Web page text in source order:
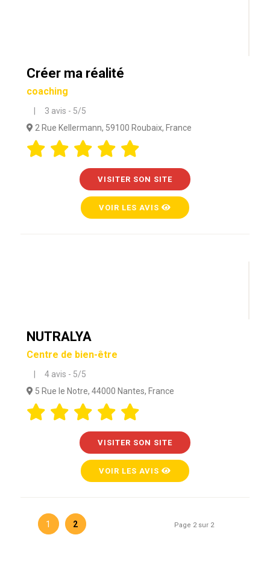
Créer ma réalité
coaching
| 3 avis - 5/5
2 Rue Kellermann, 59100 Roubaix, France
VISITER SON SITE
VOIR LES AVIS
NUTRALYA
Centre de bien-être
| 4 avis - 5/5
5 Rue le Notre, 44000 Nantes, France
VISITER SON SITE
VOIR LES AVIS
Page 2 sur 2
1 2